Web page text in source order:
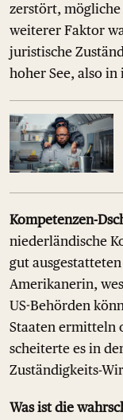
zerstört,
weiterer Faktor
juristische
hoher See, also
Kompetenzen-
niederländische
gut
Amerikanerin,
US-Behörden
Staaten ermitteln
scheiterte es in
Zuständigkeits-
Was ist die